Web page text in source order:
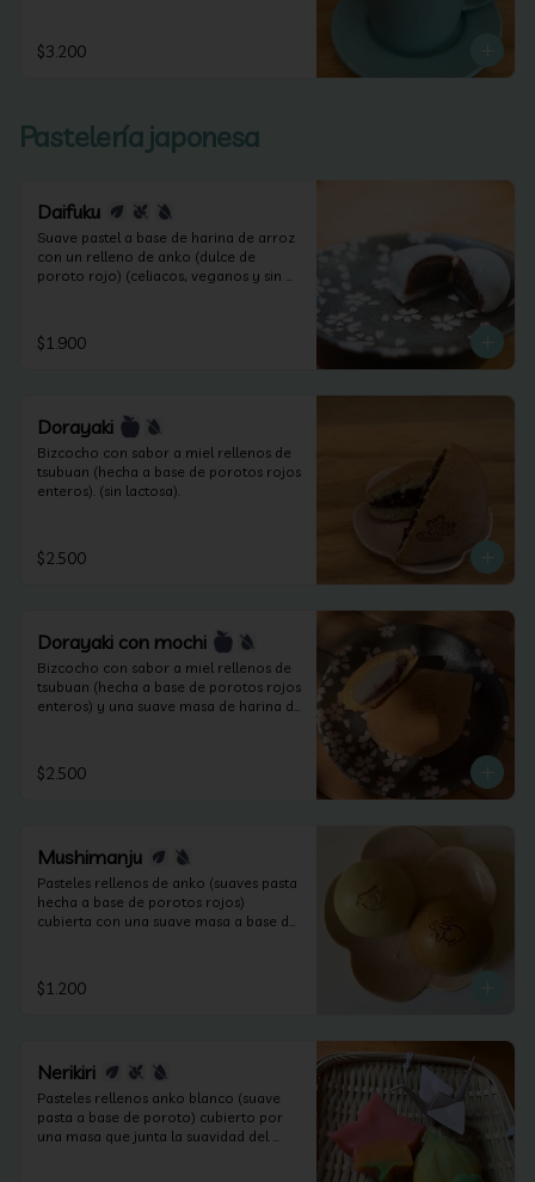
$3.200
Pastelería japonesa
Daifuku
Suave pastel a base de harina de arroz
con un relleno de anko (dulce de
poroto rojo) (celiacos, veganos y sin
$1.900
Dorayaki
Bizcocho con sabor a miel rellenos de
tsubuan (hecha a base de porotos rojos
enteros). (sin lactosa).
$2.500
Dorayaki con mochi
Bizcocho con sabor a miel rellenos de
tsubuan (hecha a base de porotos rojos
enteros) y una suave masa de harina de
$2.500
Mushimanju
Pasteles rellenos de anko (suaves pasta
hecha a base de porotos rojos)
cubierta con una suave masa a base de
$1.200
Nerikiri
Pasteles rellenos anko blanco (suave
pasta a base de poroto) cubierto por
una masa que junta la suavidad del